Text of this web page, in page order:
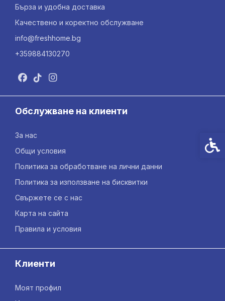
Бърза и удобна доставка
Качествено и коректно обслужване
info@freshhome.bg
+359884130270
Обслужване на клиенти
За нас
Общи условия
Политика за обработване на лични данни
Политика за използване на бисквитки
Свържете се с нас
Карта на сайта
Правила и условия
Клиенти
Моят профил